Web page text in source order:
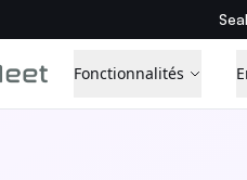
Fonctionnalités